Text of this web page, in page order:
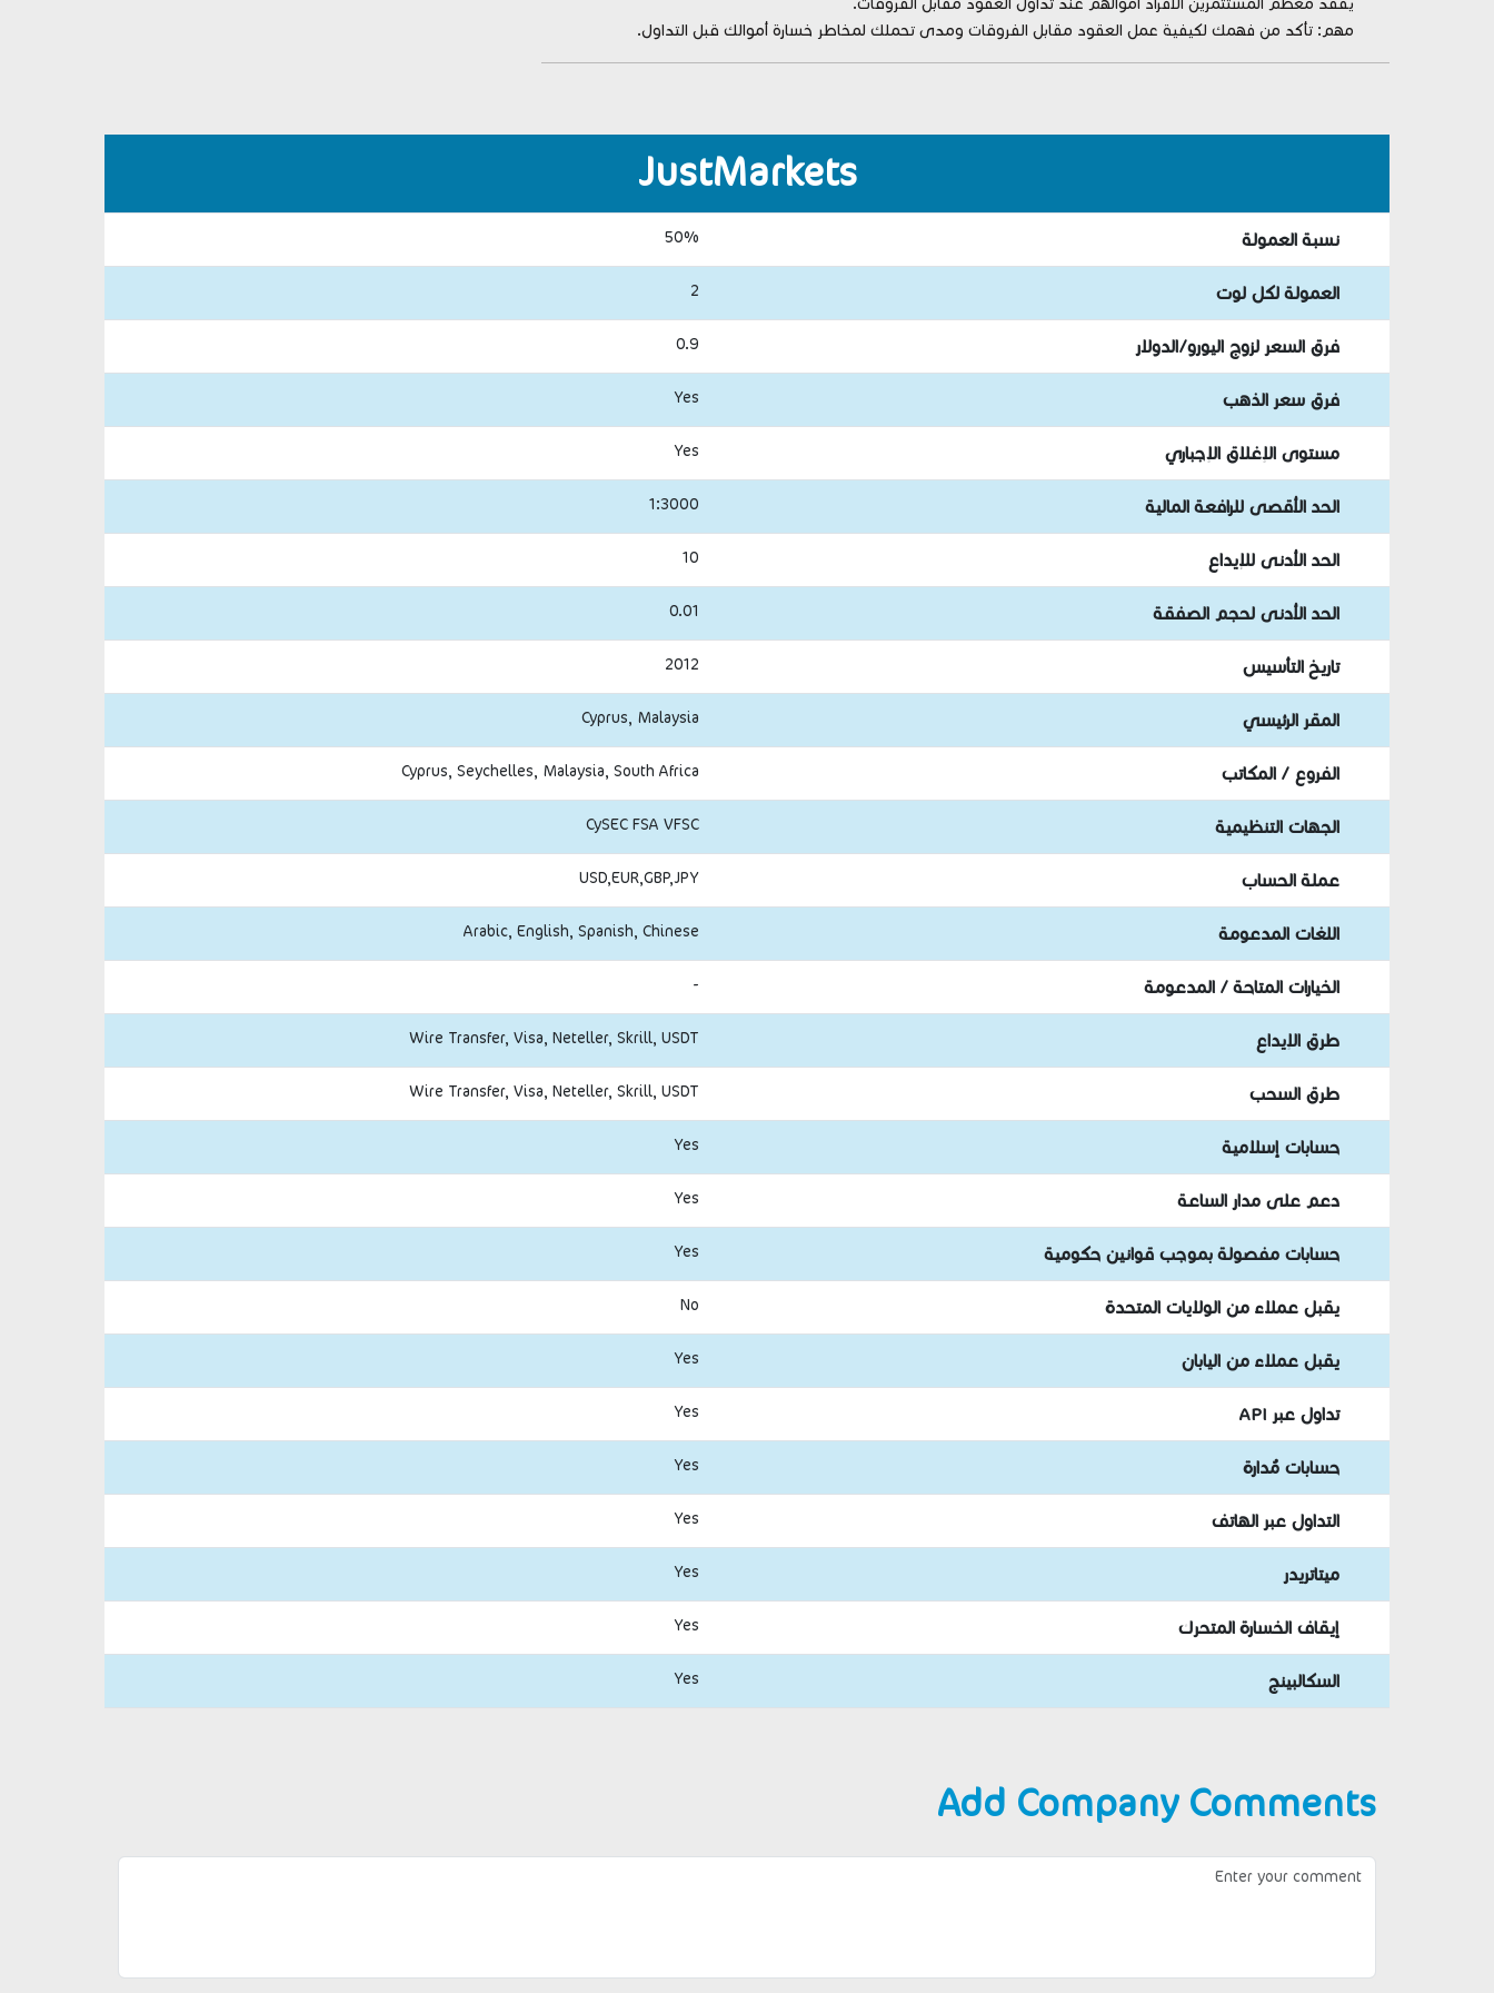
يفقد معظم المستثمرين الأفراد أموالهم عند تداول العقود مقابل الفروقات.
مهم: تأكد من فهمك لكيفية عمل العقود مقابل الفروقات ومدى تحملك لمخاطر خسارة أموالك قبل التداول.
JustMarkets
نسبة العمولة 50%
العمولة لكل لوت 2
فرق السعر لزوج اليورو/الدولار 0.9
فرق سعر الذهب Yes
مستوى الإغلاق الإجباري Yes
الحد الأقصى للرافعة المالية 1:3000
الحد الأدنى للإيداع 10
الحد الأدنى لحجم الصفقة 0.01
تاريخ التأسيس 2012
المقر الرئيسي Cyprus, Malaysia
الفروع / المكاتب Cyprus, Seychelles, Malaysia, South Africa
الجهات التنظيمية CySEC FSA VFSC
عملة الحساب USD,EUR,GBP,JPY
اللغات المدعومة Arabic, English, Spanish, Chinese
الخيارات المتاحة / المدعومة -
طرق الإيداع Wire Transfer, Visa, Neteller, Skrill, USDT
طرق السحب Wire Transfer, Visa, Neteller, Skrill, USDT
حسابات إسلامية Yes
دعم على مدار الساعة Yes
حسابات مفصولة بموجب قوانين حكومية Yes
يقبل عملاء من الولايات المتحدة No
يقبل عملاء من اليابان Yes
تداول عبر API Yes
حسابات مُدارة Yes
التداول عبر الهاتف Yes
ميتاتريدر Yes
إيقاف الخسارة المتحرك Yes
السكالبينج Yes
Add Company Comments